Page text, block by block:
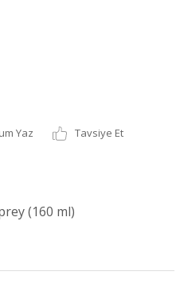
Yaz
Tavsiye Et
(160 ml)